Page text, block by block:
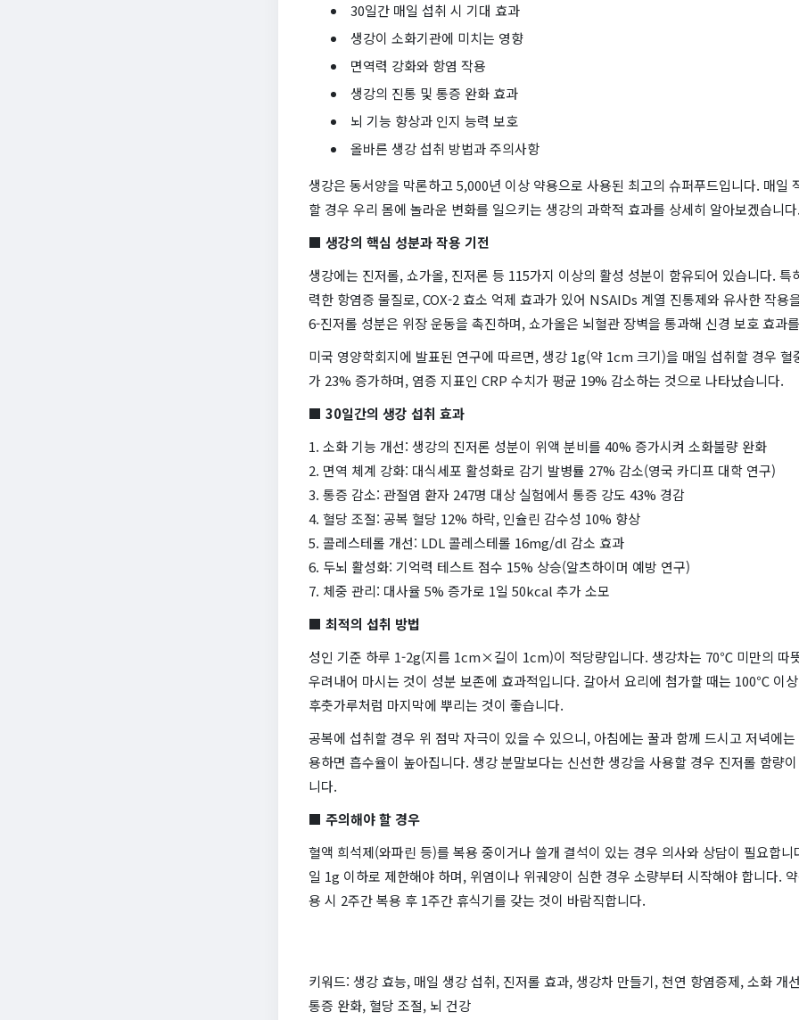
30일간 매일 섭취 시 기대 효과
생강이 소화기관에 미치는 영향
면역력 강화와 항염 작용
생강의 진통 및 통증 완화 효과
뇌 기능 향상과 인지 능력 보호
올바른 생강 섭취 방법과 주의사항
생강은 동서양을 막론하고 5,000년 이상 약용으로 사용된 최고의 슈퍼푸드입니다. 매일
할 경우 우리 몸에 놀라운 변화를 일으키는 생강의 과학적 효과를 상세히 알아보겠습니다.
■ 생강의 핵심 성분과 작용 기전
생강에는 진저롤, 쇼가올, 진저론 등 115가지 이상의 활성 성분이 함유되어 있습니다. 특
력한 항염증 물질로, COX-2 효소 억제 효과가 있어 NSAIDs 계열 진통제와 유사한 작용
6-진저롤 성분은 위장 운동을 촉진하며, 쇼가올은 뇌혈관 장벽을 통과해 신경 보호 효과
미국 영양학회지에 발표된 연구에 따르면, 생강 1g(약 1cm 크기)을 매일 섭취할 경우 혈
가 23% 증가하며, 염증 지표인 CRP 수치가 평균 19% 감소하는 것으로 나타났습니다.
■ 30일간의 생강 섭취 효과
1. 소화 기능 개선: 생강의 진저론 성분이 위액 분비를 40% 증가시켜 소화불량 완화
2. 면역 체계 강화: 대식세포 활성화로 감기 발병률 27% 감소(영국 카디프 대학 연구)
3. 통증 감소: 관절염 환자 247명 대상 실험에서 통증 강도 43% 경감
4. 혈당 조절: 공복 혈당 12% 하락, 인슐린 감수성 10% 향상
5. 콜레스테롤 개선: LDL 콜레스테롤 16mg/dl 감소 효과
6. 두뇌 활성화: 기억력 테스트 점수 15% 상승(알츠하이머 예방 연구)
7. 체중 관리: 대사율 5% 증가로 1일 50kcal 추가 소모
■ 최적의 섭취 방법
성인 기준 하루 1-2g(지름 1cm×길이 1cm)이 적당량입니다. 생강차는 70℃ 미만의 따
우려내어 마시는 것이 성분 보존에 효과적입니다. 갈아서 요리에 첨가할 때는 100℃ 이
후춧가루처럼 마지막에 뿌리는 것이 좋습니다.
공복에 섭취할 경우 위 점막 자극이 있을 수 있으니, 아침에는 꿀과 함께 드시고 저녁에
용하면 흡수율이 높아집니다. 생강 분말보다는 신선한 생강을 사용할 경우 진저롤 함량
니다.
■ 주의해야 할 경우
혈액 희석제(와파린 등)를 복용 중이거나 쓸개 결석이 있는 경우 의사와 상담이 필요합니
일 1g 이하로 제한해야 하며, 위염이나 위궤양이 심한 경우 소량부터 시작해야 합니다.
용 시 2주간 복용 후 1주간 휴식기를 갖는 것이 바람직합니다.
키워드: 생강 효능, 매일 생강 섭취, 진저롤 효과, 생강차 만들기, 천연 항염증제, 소화 개
통증 완화, 혈당 조절, 뇌 건강